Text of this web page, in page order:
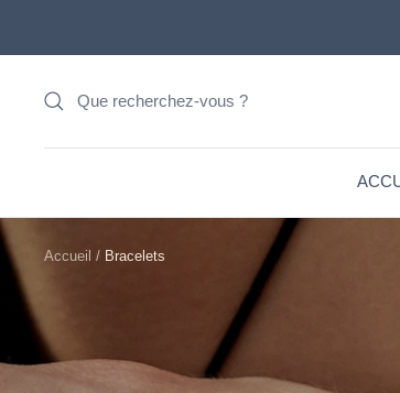
Accueil Bracelets